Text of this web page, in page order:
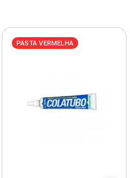
PASTA VERMELHA